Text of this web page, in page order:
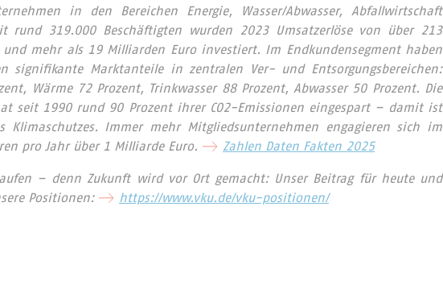
in den Bereichen Energie, Wasser/Abwasser, Abfallwirtschaft
rund 319.000 Beschäftigten wurden 2023 Umsatzerlöse von über 213
mehr als 19 Milliarden Euro investiert. Im Endkundensegment haben
signifikante Marktanteile in zentralen Ver- und Entsorgungsbereichen:
Wärme 72 Prozent, Trinkwasser 88 Prozent, Abwasser 50 Prozent. Die
seit 1990 rund 90 Prozent ihrer CO2-Emissionen eingespart – damit ist
Klimaschutzes. Immer mehr Mitgliedsunternehmen engagieren sich im
pro Jahr über 1 Milliarde Euro.
Zahlen Daten Fakten 2025
– denn Zukunft wird vor Ort gemacht: Unser Beitrag für heute und
Positionen:
https://www.vku.de/vku-positionen/